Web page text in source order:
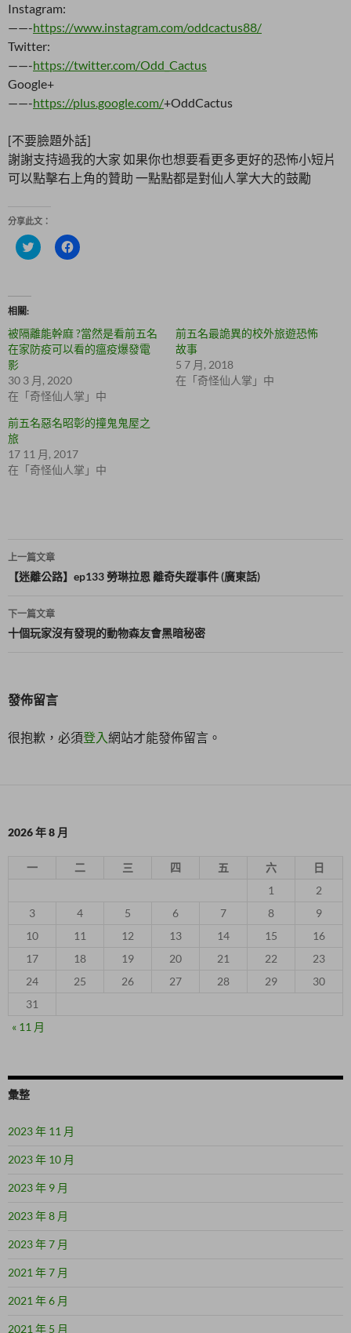
Instagram:
——-https://www.instagram.com/oddcactus88/
Twitter:
——-https://twitter.com/Odd_Cactus
Google+
——-https://plus.google.com/+OddCactus
[不要臉題外話]
謝謝支持過我的大家 如果你也想要看更多更好的恐怖小短片
可以點擊右上角的贊助 一點點都是對仙人掌大大的鼓勵
分享此文：
分
享
e
r
(
在
視
窗
中
啟
)
按
一
a
c
e
b
k
(
新
視
中
開
啟
)
相關
被隔離能幹麻 ?當然是看前五名
在家防疫可以看的瘟疫爆發電
影
30 3 月, 2020
在「奇怪仙人掌」中
前五名最詭異的校外旅遊恐怖
故事
5 7 月, 2018
在「奇怪仙人掌」中
前五名惡名昭彰的撞鬼鬼屋之
旅
17 11 月, 2017
在「奇怪仙人掌」中
文
章
導
覽
上一篇文章
【迷離公路】ep133 勞琳拉恩 離奇失蹤事件 (廣東話)
下一篇文章
十個玩家沒有發現的動物森友會黑暗秘密
發佈留言
很抱歉，必須登入網站才能發佈留言。
2026 年 8 月
一 二 三 四 五 六
日
1
2
3
4 5 6 7 8
9
10
11 12 13 14 15
16
17
18 19 20 21 22
23
24
25 26 27 28 29
30
31
« 11 月
彙整
2023 年 11 月
2023 年 10 月
2023 年 9 月
2023 年 8 月
2023 年 7 月
2021 年 7 月
2021 年 6 月
2021 年 5 月